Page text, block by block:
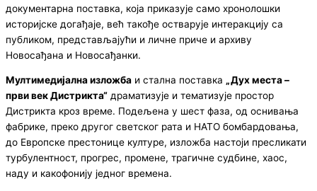
документарна поставка, која приказује само хронолошки
историјске догађаје, већ такође остварује интеракцију са
публиком, представљајући и личне приче и архиву
Новосађана и Новосађанки.
Мултимедијална изложба и стална поставка „Дух места –
први век Дистрикта“ драматизује и тематизује простор
Дистрикта кроз време. Подељена у шест фаза, од оснивања
фабрике, преко другог светског рата и НАТО бомбардовања,
до Европске престонице културе, изложба настоји пресликати
турбулентност, прогрес, промене, трагичне судбине, хаос,
наду и какофонију једног времена.